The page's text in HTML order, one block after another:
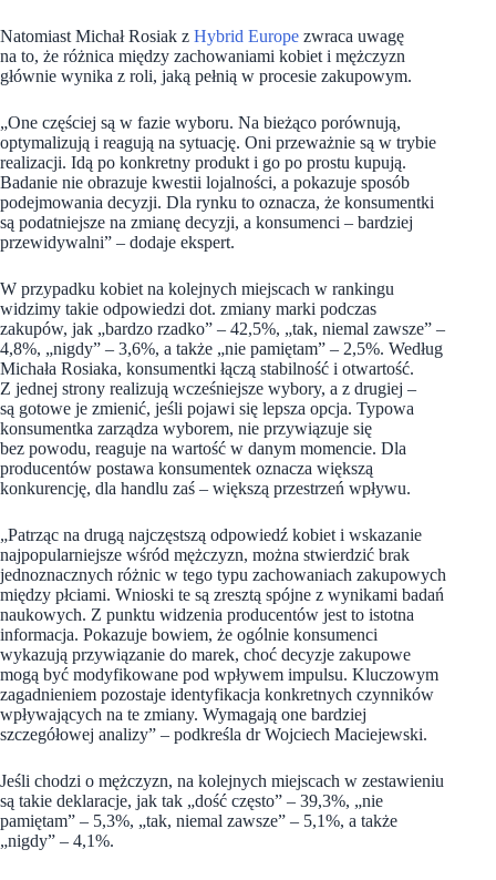
Natomiast Michał Rosiak z Hybrid Europe zwraca uwagę
na to, że różnica między zachowaniami kobiet i mężczyzn
głównie wynika z roli, jaką pełnią w procesie zakupowym.
„One częściej są w fazie wyboru. Na bieżąco porównują,
optymalizują i reagują na sytuację. Oni przeważnie są w trybie
realizacji. Idą po konkretny produkt i go po prostu kupują.
Badanie nie obrazuje kwestii lojalności, a pokazuje sposób
podejmowania decyzji. Dla rynku to oznacza, że konsumentki
są podatniejsze na zmianę decyzji, a konsumenci – bardziej
przewidywalni” – dodaje ekspert.
W przypadku kobiet na kolejnych miejscach w rankingu
widzimy takie odpowiedzi dot. zmiany marki podczas
zakupów, jak „bardzo rzadko” – 42,5%, „tak, niemal zawsze” –
4,8%, „nigdy” – 3,6%, a także „nie pamiętam” – 2,5%. Według
Michała Rosiaka, konsumentki łączą stabilność i otwartość.
Z jednej strony realizują wcześniejsze wybory, a z drugiej –
są gotowe je zmienić, jeśli pojawi się lepsza opcja. Typowa
konsumentka zarządza wyborem, nie przywiązuje się
bez powodu, reaguje na wartość w danym momencie. Dla
producentów postawa konsumentek oznacza większą
konkurencję, dla handlu zaś – większą przestrzeń wpływu.
„Patrząc na drugą najczęstszą odpowiedź kobiet i wskazanie
najpopularniejsze wśród mężczyzn, można stwierdzić brak
jednoznacznych różnic w tego typu zachowaniach zakupowych
między płciami. Wnioski te są zresztą spójne z wynikami badań
naukowych. Z punktu widzenia producentów jest to istotna
informacja. Pokazuje bowiem, że ogólnie konsumenci
wykazują przywiązanie do marek, choć decyzje zakupowe
mogą być modyfikowane pod wpływem impulsu. Kluczowym
zagadnieniem pozostaje identyfikacja konkretnych czynników
wpływających na te zmiany. Wymagają one bardziej
szczegółowej analizy” – podkreśla dr Wojciech Maciejewski.
Jeśli chodzi o mężczyzn, na kolejnych miejscach w zestawieniu
są takie deklaracje, jak tak „dość często” – 39,3%, „nie
pamiętam” – 5,3%, „tak, niemal zawsze” – 5,1%, a także
„nigdy” – 4,1%.